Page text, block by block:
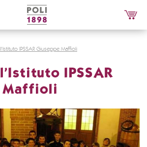
Poli
Distillerie
IPSSAR Giuseppe Maffioli
IPSSAR
Maffioli